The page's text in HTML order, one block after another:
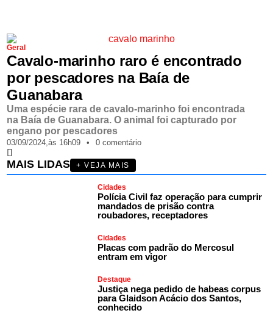
Geral
Cavalo-marinho raro é encontrado
por pescadores na Baía de
Guanabara
Uma espécie rara de cavalo-marinho foi encontrada
na Baía de Guanabara. O animal foi capturado por
engano por pescadores
03/09/2024,às 16h09 • 0 comentário
MAIS LIDAS + VEJA MAIS
Cidades
Polícia Civil faz operação para cumprir
mandados de prisão contra
roubadores, receptadores
Cidades
Placas com padrão do Mercosul
entram em vigor
Destaque
Justiça nega pedido de habeas corpus
para Glaidson Acácio dos Santos,
conhecido